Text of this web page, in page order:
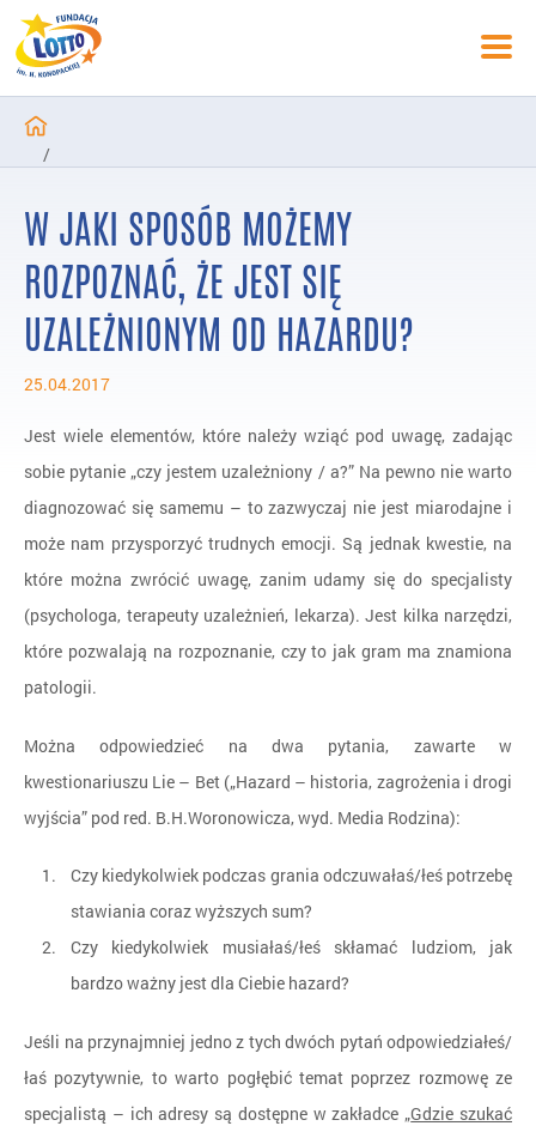
/
/
Badania nad hazardem
/
Pytania i Odpowiedzi
W JAKI SPOSÓB MOŻEMY
ROZPOZNAĆ, ŻE JEST SIĘ
UZALEŻNIONYM OD HAZARDU?
25.04.2017
Jest wiele elementów, które należy wziąć pod uwagę, zadając
sobie pytanie „czy jestem uzależniony / a?” Na pewno nie warto
diagnozować się samemu – to zazwyczaj nie jest miarodajne i
może nam przysporzyć trudnych emocji. Są jednak kwestie, na
które można zwrócić uwagę, zanim udamy się do specjalisty
(psychologa, terapeuty uzależnień, lekarza). Jest kilka narzędzi,
które pozwalają na rozpoznanie, czy to jak gram ma znamiona
patologii.
Można odpowiedzieć na dwa pytania, zawarte w
kwestionariuszu Lie – Bet („Hazard – historia, zagrożenia i drogi
wyjścia” pod red. B.H.Woronowicza, wyd. Media Rodzina):
Czy kiedykolwiek podczas grania odczuwałaś/łeś potrzebę
stawiania coraz wyższych sum?
Czy kiedykolwiek musiałaś/łeś skłamać ludziom, jak
bardzo ważny jest dla Ciebie hazard?
Jeśli na przynajmniej jedno z tych dwóch pytań odpowiedziałeś/
łaś pozytywnie, to warto pogłębić temat poprzez rozmowę ze
specjalistą – ich adresy są dostępne w zakładce „Gdzie szukać